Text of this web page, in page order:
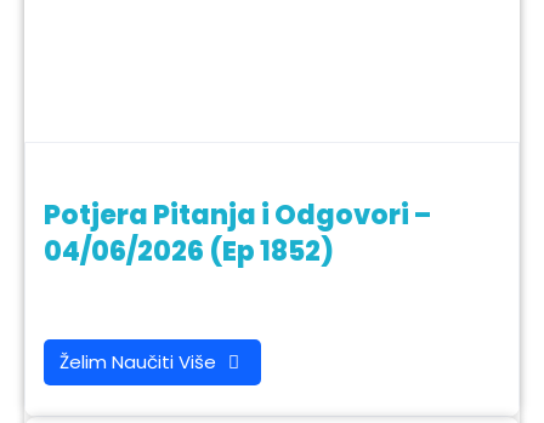
Potjera Pitanja i Odgovori –
04/06/2026 (Ep 1852)
Želim Naučiti Više